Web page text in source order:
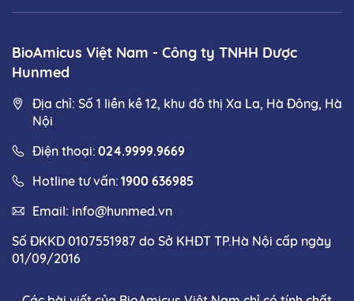
BioAmicus Việt Nam - Công ty TNHH Dược
Hunmed
Địa chỉ: Số 1 liền kề 12, khu đô thị Xa La, Hà Đông, Hà
Nội
Điện thoại: 024.9999.9669
Hotline tư vấn: 1900 636985
Email: info@hunmed.vn
Số ĐKKD 0107551987 do Sở KHĐT TP.Hà Nội cấp ngày
01/09/2016